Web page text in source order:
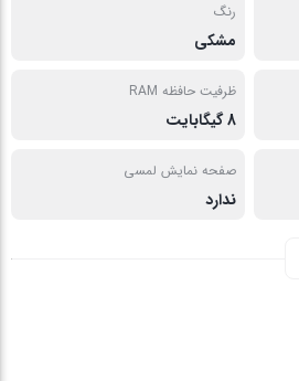
رنگ
مشکی
ظرفیت حافظه RAM
8 گیگابایت
صفحه نمایش لمسی
ندارد